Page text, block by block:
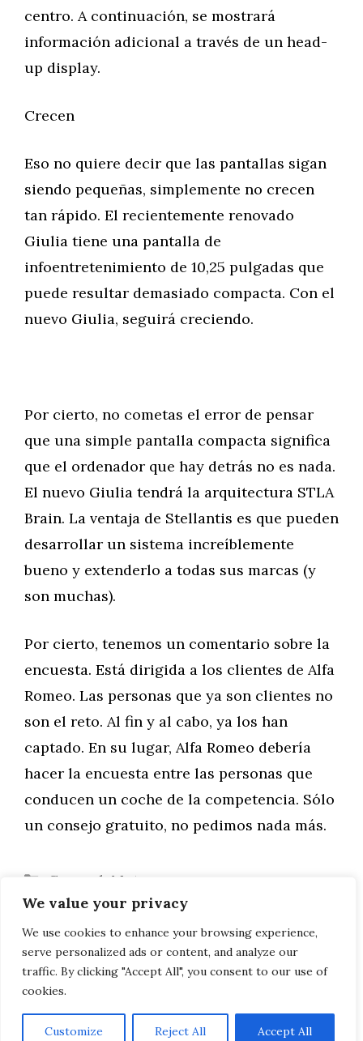
We value your privacy
We use cookies to enhance your browsing experience,
serve personalized ads or content, and analyze our
traffic. By clicking "Accept All", you consent to our use of
cookies.
Customize Reject All Accept All
centro. A continuación, se mostrará
información adicional a través de un head-
up display.
Crecen
Eso no quiere decir que las pantallas sigan
siendo pequeñas, simplemente no crecen
tan rápido. El recientemente renovado
Giulia tiene una pantalla de
infoentretenimiento de 10,25 pulgadas que
puede resultar demasiado compacta. Con el
nuevo Giulia, seguirá creciendo.
Por cierto, no cometas el error de pensar
que una simple pantalla compacta significa
que el ordenador que hay detrás no es nada.
El nuevo Giulia tendrá la arquitectura STLA
Brain. La ventaja de Stellantis es que pueden
desarrollar un sistema increíblemente
bueno y extenderlo a todas sus marcas (y
son muchas).
Por cierto, tenemos un comentario sobre la
encuesta. Está dirigida a los clientes de Alfa
Romeo. Las personas que ya son clientes no
son el reto. Al fin y al cabo, ya los han
captado. En su lugar, Alfa Romeo debería
hacer la encuesta entre las personas que
conducen un coche de la competencia. Sólo
un consejo gratuito, no pedimos nada más.
Categorías
General Motor
4 páginas de aterrizaje imprescindibles
Volvo presenta una innovación: el sol en
tu coche